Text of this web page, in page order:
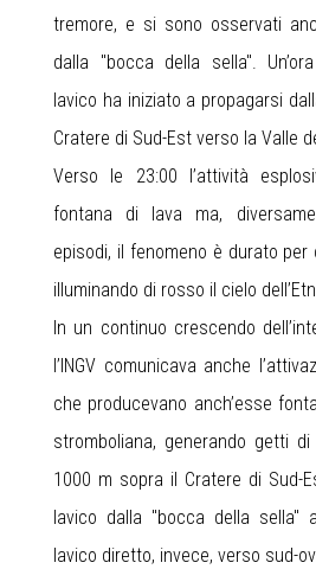
tremore, e si sono osservati
dalla "bocca della sella".
lavico ha iniziato a propagarsi
Cratere di Sud-Est verso la Valle
Verso le 23:00 l’attività
fontana di lava ma,
episodi, il fenomeno è durato per
illuminando di rosso il cielo
In un continuo crescendo
l’INGV comunicava anche
che producevano anch’esse
stromboliana, generando getti
1000 m sopra il Cratere di Sud-
lavico dalla "bocca della sella"
lavico diretto, invece, verso sud-